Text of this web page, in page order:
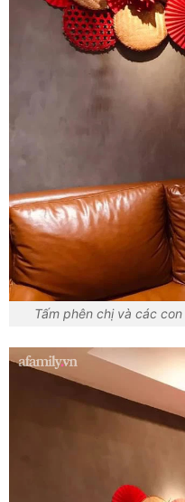
Tấm phên chị và các